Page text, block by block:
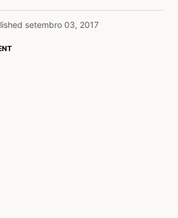
setembro 03, 2017